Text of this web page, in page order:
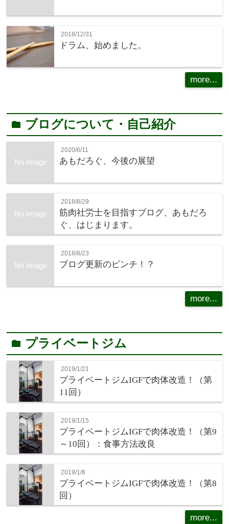
2018/12/31
ドラム、始めました。
more...
folder ブログについて・自己紹介
No Image
2020/6/11
あもだろぐ、今後の展望
No Image
2018/8/29
筋肉社労士を目指すブログ、あもだろ
ぐ、はじまります。
No Image
2018/8/23
ブログ更新のピンチ！？
more...
folder プライベートジム
2019/1/21
プライベートジムIGFで肉体改造！（第
11回）
2019/1/15
プライベートジムIGFで肉体改造！（第9
～10回）：食事方法改良
2019/1/8
プライベートジムIGFで肉体改造！（第8
回）
more...